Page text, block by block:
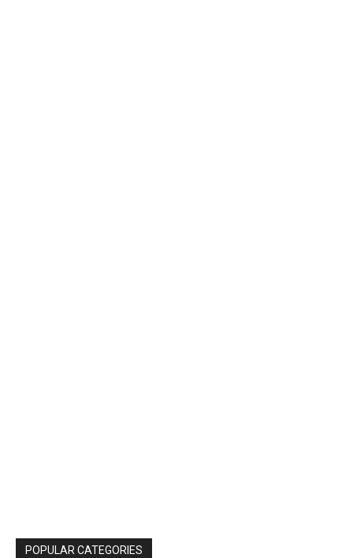
POPULAR CATEGORIES